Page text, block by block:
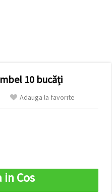
10 bucăți
Adauga la favorite
in Cos